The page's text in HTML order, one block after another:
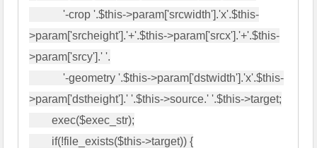
            '-crop '.$this->param['srcwidth'].'x'.$this-
>param['srcheight'].'+'.$this->param['srcx'].'+'.$this-
>param['srcy'].' '.
            '-geometry '.$this->param['dstwidth'].'x'.$this-
>param['dstheight'].' '.$this->source.' '.$this->target;
        exec($exec_str);